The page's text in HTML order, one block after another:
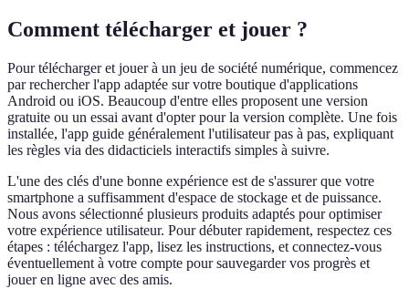
Comment télécharger et jouer ?
Pour télécharger et jouer à un jeu de société numérique, commencez
par rechercher l'app adaptée sur votre boutique d'applications
Android ou iOS. Beaucoup d'entre elles proposent une version
gratuite ou un essai avant d'opter pour la version complète. Une fois
installée, l'app guide généralement l'utilisateur pas à pas, expliquant
les règles via des didacticiels interactifs simples à suivre.
L'une des clés d'une bonne expérience est de s'assurer que votre
smartphone a suffisamment d'espace de stockage et de puissance.
Nous avons sélectionné plusieurs produits adaptés pour optimiser
votre expérience utilisateur. Pour débuter rapidement, respectez ces
étapes : téléchargez l'app, lisez les instructions, et connectez-vous
éventuellement à votre compte pour sauvegarder vos progrès et
jouer en ligne avec des amis.